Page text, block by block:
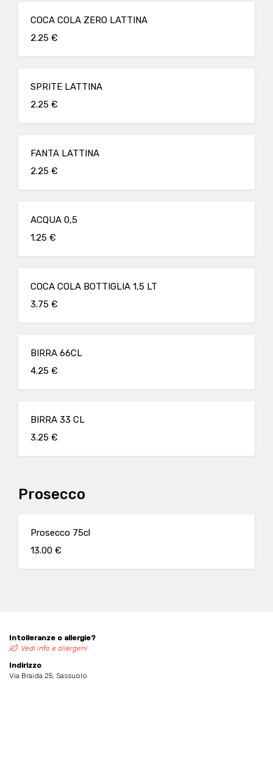
COCA COLA ZERO LATTINA
2.25 €
SPRITE LATTINA
2.25 €
FANTA LATTINA
2.25 €
ACQUA 0,5
1.25 €
COCA COLA BOTTIGLIA 1,5 LT
3.75 €
BIRRA 66CL
4.25 €
BIRRA 33 CL
3.25 €
Prosecco
Prosecco 75cl
13.00 €
Intolleranze o allergie?
Vedi info e allergeni
Indirizzo
Via Braida 25, Sassuolo